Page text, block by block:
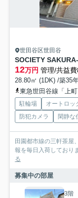
世田谷区世田谷
12万円 管理/共益
28.80㎡ (1DK) /築35
東急世田谷線「上
駐輪場 オートロッ
防犯カメラ
閑静な
田園都市線の三軒茶屋
報を毎日入荷しており
る
募集中の部屋
3階